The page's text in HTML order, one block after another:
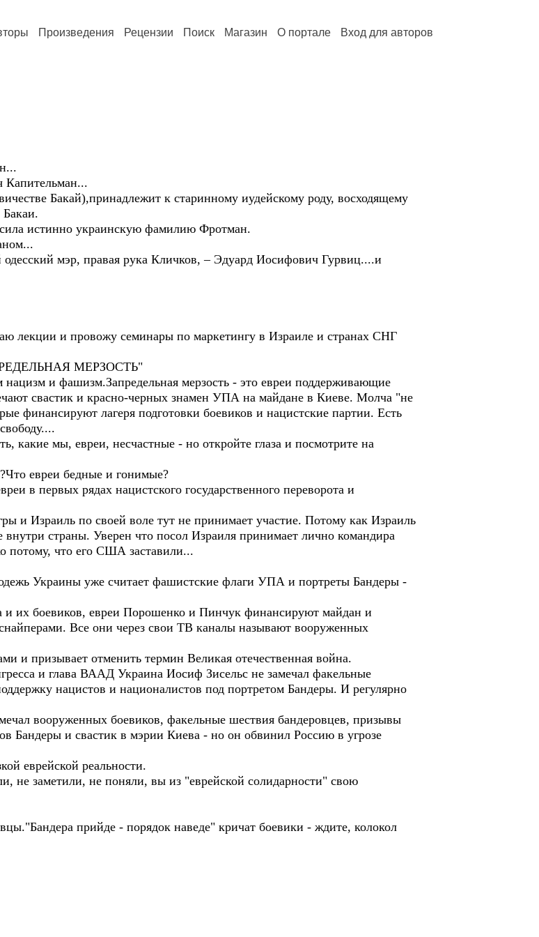
Произведения Рецензии Поиск Магазин О портале Вход для авторов
Бакай),принадлежит к старинному иудейскому роду, восходящему
истинно украинскую фамилию Фротман.
мэр, правая рука Кличков, – Эдуард Иосифович Гурвиц....и
лекции и провожу семинары по маркетингу в Израиле и странах СНГ
МЕРЗОСТЬ"
и фашизм.Запредельная мерзость - это евреи поддерживающие
свастик и красно-черных знамен УПА на майдане в Киеве. Молча "не
финансируют лагеря подготовки боевиков и нацистские партии. Есть
какие мы, евреи, несчастные - но откройте глаза и посмотрите на
евреи бедные и гонимые?
в первых рядах нацистского государственного переворота и
и Израиль по своей воле тут не принимает участие. Потому как Израиль
страны. Уверен что посол Израиля принимает лично командира
потому, что его США заставили...
Украины уже считает фашистские флаги УПА и портреты Бандеры -
их боевиков, евреи Порошенко и Пинчук финансируют майдан и
Все они через свои ТВ каналы называют вооруженных
и призывает отменить термин Великая отечественная война.
и глава ВААД Украина Иосиф Зисельс не замечал факельные
нацистов и националистов под портретом Бандеры. И регулярно
вооруженных боевиков, факельные шествия бандеровцев, призывы
Бандеры и свастик в мэрии Киева - но он обвинил Россию в угрозе
еврейской реальности.
не заметили, не поняли, вы из "еврейской солидарности" свою
прийде - порядок наведе" кричат боевики - ждите, колокол